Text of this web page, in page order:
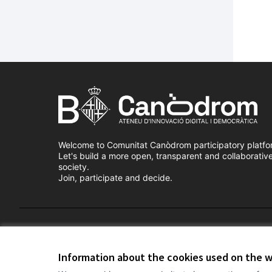
Information about the cookies used on the
Welcome to Comunitat Canòdrom participatory
Let's build a more open, transparent and
society.
Join, participate and decide.